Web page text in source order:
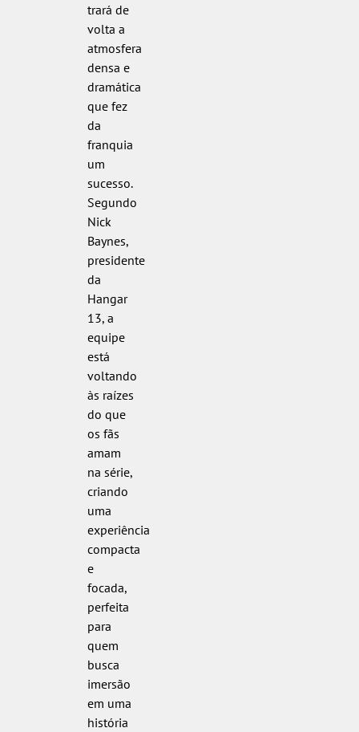
trará de
volta a
atmosfera
densa e
dramática
que fez
da
franquia
um
sucesso.
Segundo
Nick
Baynes,
presidente
da
Hangar
13, a
equipe
está
voltando
às raízes
do que
os fãs
amam
na série,
criando
uma
experiência
compacta
e
focada,
perfeita
para
quem
busca
imersão
em uma
história